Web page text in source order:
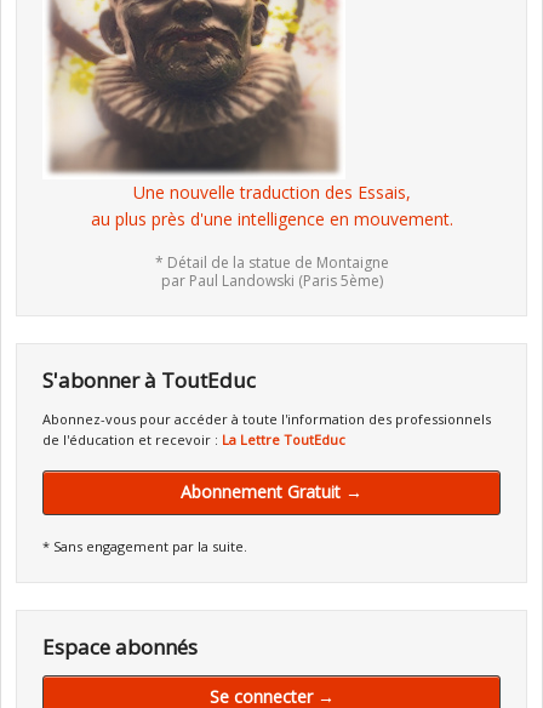
Une nouvelle traduction des Essais,
au plus près d'une intelligence en mouvement.
* Détail de la statue de Montaigne
par Paul Landowski (Paris 5ème)
S'abonner à ToutEduc
Abonnez-vous pour accéder à toute l'information des professionnels
de l'éducation et recevoir : La Lettre ToutEduc
Abonnement Gratuit →
* Sans engagement par la suite.
Espace abonnés
Se connecter →